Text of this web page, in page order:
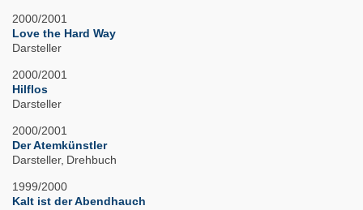
2000/2001
Love the Hard Way
Darsteller
2000/2001
Hilflos
Darsteller
2000/2001
Der Atemkünstler
Darsteller Drehbuch
1999/2000
Kalt ist der Abendhauch